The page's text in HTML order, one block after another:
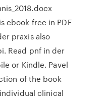
ebook free in PDF
praxis also
Read pnf in der
or Kindle. Pavel
of the book
clinical